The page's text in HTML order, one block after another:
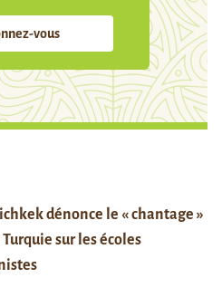
vous
dénonce le « chantage »
sur les écoles